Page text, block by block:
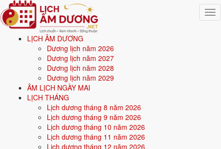
LỊCH ÂM DƯƠNG
Dương lịch năm 2026
Dương lịch năm 2027
Dương lịch năm 2028
Dương lịch năm 2029
ÂM LỊCH NGÀY MAI
LỊCH THÁNG
Lịch dương tháng 8 năm 2026
Lịch dương tháng 9 năm 2026
Lịch dương tháng 10 năm 2026
Lịch dương tháng 11 năm 2026
Lịch dương tháng 12 năm 2026
Trang chủ
Mệnh ngũ hành
Sinh năm 1993
Sinh năm 1993mệnh gì? Quý Dậu Kiếm Phong Kim -
mệnh Kim
Người sinh năm1993là tuổiQuý Dậu(con Gà), nạp âm